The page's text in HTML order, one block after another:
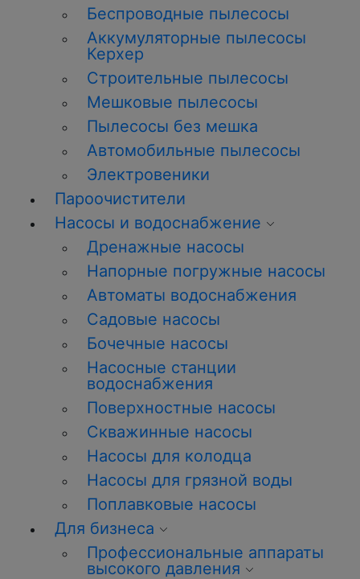
Беспроводные пылесосы
Аккумуляторные пылесосы
Керхер
Строительные пылесосы
Мешковые пылесосы
Пылесосы без мешка
Автомобильные пылесосы
Электровеники
Пароочистители
Насосы и водоснабжение
Дренажные насосы
Напорные погружные насосы
Автоматы водоснабжения
Садовые насосы
Бочечные насосы
Насосные станции
водоснабжения
Поверхностные насосы
Скважинные насосы
Насосы для колодца
Насосы для грязной воды
Поплавковые насосы
Для бизнеса
Профессиональные аппараты
высокого давления